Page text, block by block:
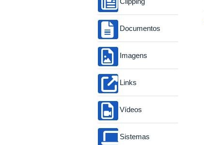
Documentos
Imagens
Links
Vídeos
Sistemas